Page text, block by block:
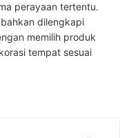
perayaan tertentu.
dilengkapi
memilih produk
tempat sesuai